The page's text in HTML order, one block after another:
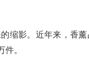
缩影。近年来，香
。